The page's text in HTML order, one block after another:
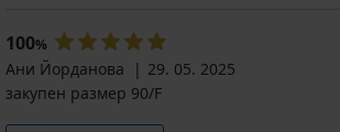
100%
Ани Йорданова
29. 05. 2025
закупен размер 90/F